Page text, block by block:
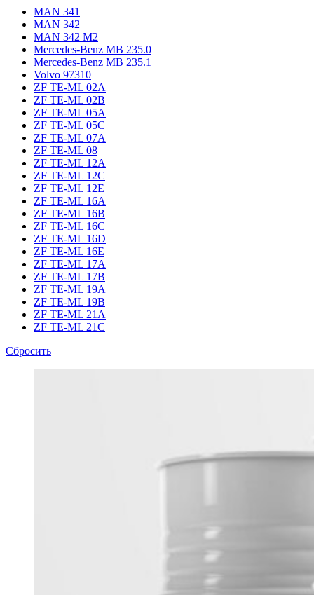
MAN 341
MAN 342
MAN 342 M2
Mercedes-Benz MB 235.0
Mercedes-Benz MB 235.1
Volvo 97310
ZF TE-ML 02A
ZF TE-ML 02B
ZF TE-ML 05A
ZF TE-ML 05C
ZF TE-ML 07A
ZF TE-ML 08
ZF TE-ML 12A
ZF TE-ML 12C
ZF TE-ML 12E
ZF TE-ML 16A
ZF TE-ML 16B
ZF TE-ML 16C
ZF TE-ML 16D
ZF TE-ML 16E
ZF TE-ML 17A
ZF TE-ML 17B
ZF TE-ML 19A
ZF TE-ML 19B
ZF TE-ML 21A
ZF TE-ML 21C
Сбросить